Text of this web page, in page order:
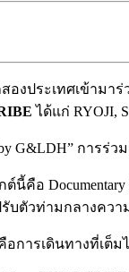
งประเทศเข้ามาร่
ได้แก่ RYOJI,
คือ
บตัวท่ามกลางคว
อการเดินทางที่เ